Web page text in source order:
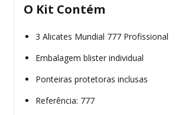
O Kit Contém
3 Alicates Mundial 777 Profissional
Embalagem blister individual
Ponteiras protetoras inclusas
Referência: 777